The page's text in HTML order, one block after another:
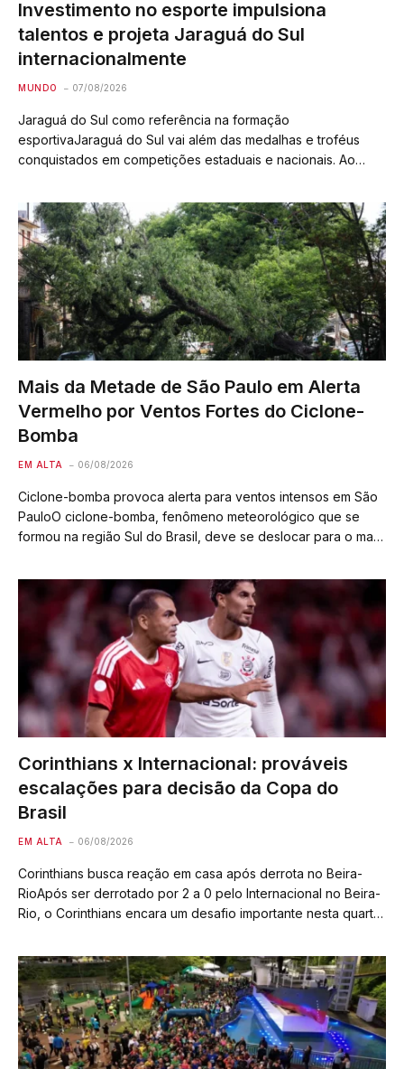
Investimento no esporte impulsiona
talentos e projeta Jaraguá do Sul
internacionalmente
MUNDO 07/08/2026
Jaraguá do Sul como referência na formação
esportivaJaraguá do Sul vai além das medalhas e troféus
conquistados em competições estaduais e nacionais. Ao
mais robustas de formação esportiva em Santa Catarina,…
Mais da Metade de São Paulo em Alerta
Vermelho por Ventos Fortes do Ciclone-
Bomba
EM ALTA 06/08/2026
Ciclone-bomba provoca alerta para ventos intensos em São
PauloO ciclone-bomba, fenômeno meteorológico que se
formou na região Sul do Brasil, deve se deslocar para o mar,
Paulo a partir desta…
Corinthians x Internacional: prováveis
escalações para decisão da Copa do
Brasil
EM ALTA 06/08/2026
Corinthians busca reação em casa após derrota no Beira-
RioApós ser derrotado por 2 a 0 pelo Internacional no Beira-
Rio, o Corinthians encara um desafio importante nesta quarta-
Copa do Brasil,…